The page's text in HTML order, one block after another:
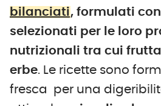
bilanciati, formulati
selezionati per le loro
nutrizionali tra cui
erbe. Le ricette sono
fresca per una